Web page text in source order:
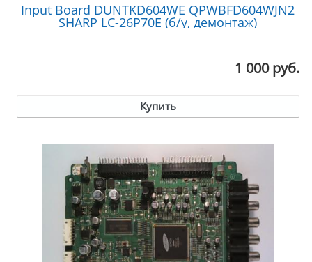
Input Board DUNTKD604WE QPWBFD604WJN2
SHARP LC-26P70E (б/у, демонтаж)
1 000 руб.
Купить